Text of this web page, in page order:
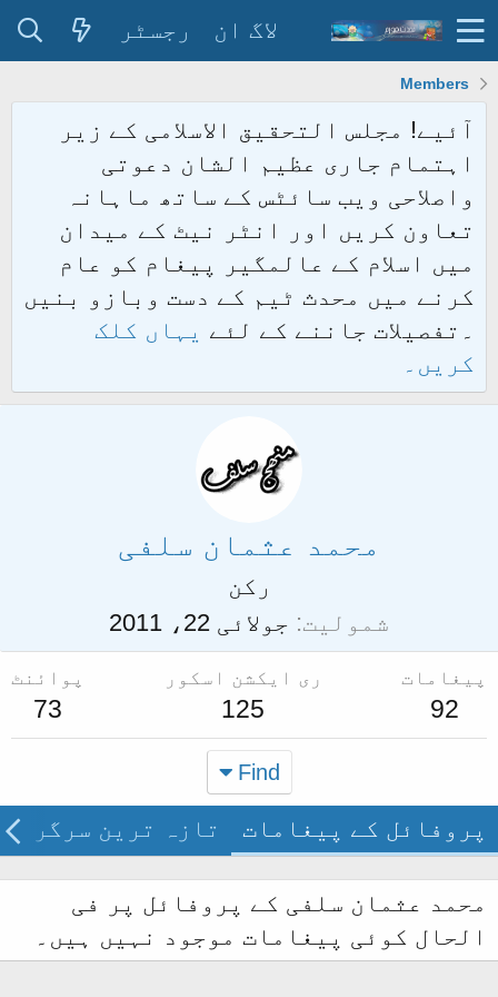
لاگ ان رجسٹر
Members
آئیے! مجلس التحقیق الاسلامی کے زیر
اہتمام جاری عظیم الشان دعوتی
واصلاحی ویب سائٹس کے ساتھ ماہانہ
تعاون کریں اور انٹر نیٹ کے میدان
میں اسلام کے عالمگیر پیغام کو عام
کرنے میں محدث ٹیم کے دست وبازو بنیں
۔تفصیلات جاننے کے لئے یہاں کلک
کریں۔
محمد عثمان سلفی
رکن
شمولیت جولائی 22، 2011
پیغامات
92
ری ایکشن اسکور
125
پوائنٹ
73
Find
پروفائل کے پیغامات تازہ ترین سرگرمی
محمد عثمان سلفی کے پروفائل پر فی
الحال کوئی پیغامات موجود نہیں ہیں۔